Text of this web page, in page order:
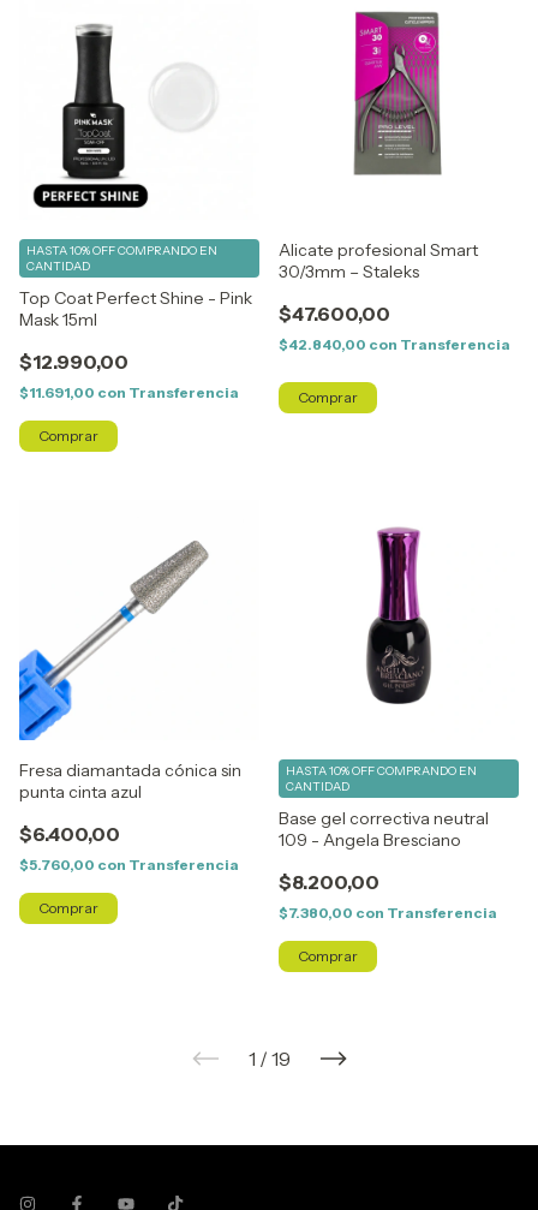
Top Coat Perfect Shine - Pink
Mask 15ml
$12.990,00
HASTA 10% OFFCOMPRANDO EN
CANTIDAD
$11.691,00 con Transferencia
Alicate profesional Smart
30/3mm – Staleks
$47.600,00
$42.840,00 con Transferencia
Fresa diamantada cónica sin
punta cinta azul
$6.400,00
$5.760,00 con Transferencia
Base gel correctiva neutral
109 - Angela Bresciano
$8.200,00
HASTA 10% OFFCOMPRANDO EN
CANTIDAD
$7.380,00 con Transferencia
1 / 19